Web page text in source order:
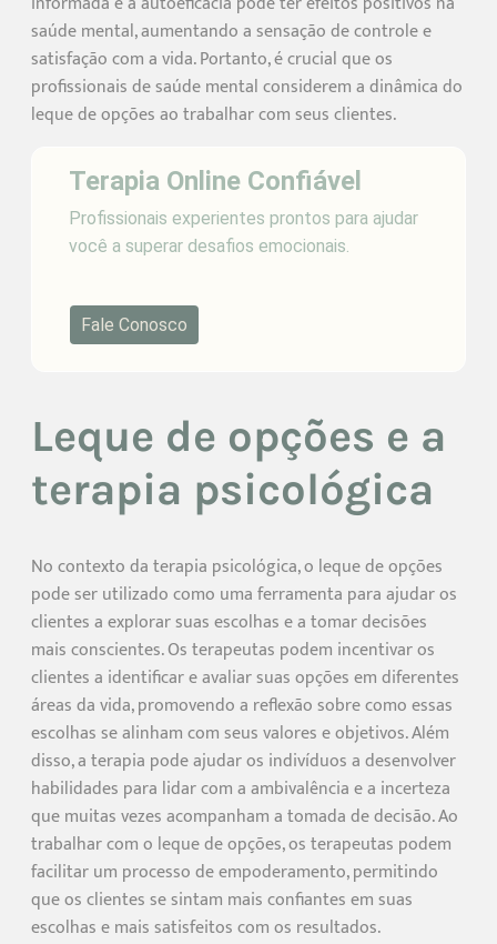
saúde mental, aumentando a sensação de controle e
satisfação com a vida. Portanto, é crucial que os
profissionais de saúde mental considerem a dinâmica do
leque de opções ao trabalhar com seus clientes.
Terapia Online Confiável
Profissionais experientes prontos para ajudar
você a superar desafios emocionais.
Fale Conosco
Leque de opções e a
terapia psicológica
No contexto da terapia psicológica, o leque de opções
pode ser utilizado como uma ferramenta para ajudar os
clientes a explorar suas escolhas e a tomar decisões
mais conscientes. Os terapeutas podem incentivar os
clientes a identificar e avaliar suas opções em diferentes
áreas da vida, promovendo a reflexão sobre como essas
escolhas se alinham com seus valores e objetivos. Além
disso, a terapia pode ajudar os indivíduos a desenvolver
habilidades para lidar com a ambivalência e a incerteza
que muitas vezes acompanham a tomada de decisão. Ao
trabalhar com o leque de opções, os terapeutas podem
facilitar um processo de empoderamento, permitindo
que os clientes se sintam mais confiantes em suas
escolhas e mais satisfeitos com os resultados.